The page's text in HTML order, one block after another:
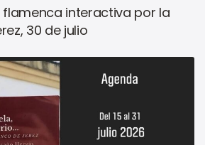
interactiva por la
30 de julio